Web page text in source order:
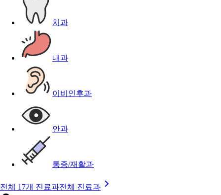
치과
내과
이비인후과
안과
통증/재활과
전체 17개 진료과전체 진료과